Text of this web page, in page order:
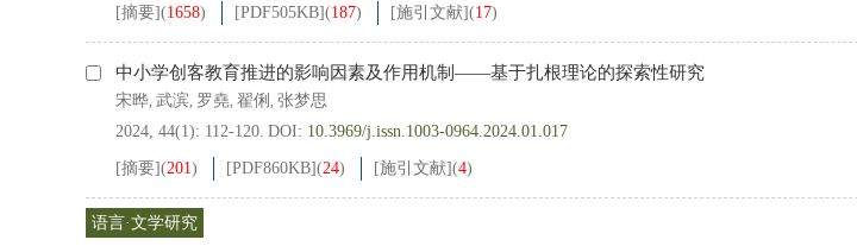
[摘要](1658) [PDF505KB](187) [施引文献](17)
中小学创客教育推进的影响因素及作用机制——基于扎根理论的探索性研究
宋晔, 武滨, 罗堯, 翟俐 , 张梦思
2024, 44(1): 112-120. DOI: 10.3969/j.issn.1003-0964.2024.01.017
[摘要](201) [PDF860KB](24) [施引文献](4)
语言·文学研究